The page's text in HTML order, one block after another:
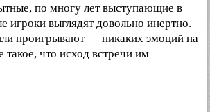
по многу лет выступающие в
игроки выглядят довольно инертно.
проигрывают — никаких эмоций на
такое, что исход встречи им